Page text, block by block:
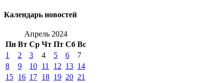
Календарь новостей
Апрель 2024
Пн Вт Ср Чт Пт Сб Вс
1
2 3 4 5 6
7
8
9 10 11 12 13 14
15 16 17 18 19 20 21